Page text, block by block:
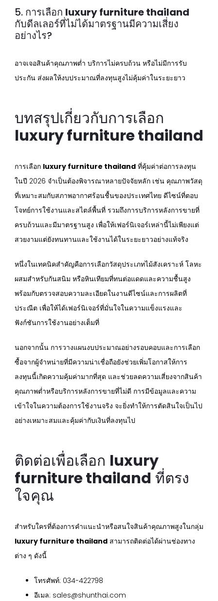
5. การเลือก luxury furniture thailand
กับดีลเลอร์ที่ไม่ได้มาตรฐานมีความเสี่ยง
อย่างไร?
อาจเจอสินค้าคุณภาพต่ำ บริการไม่ครบถ้วน หรือไม่มีการรับ
ประกัน ส่งผลให้งบประมาณที่ลงทุนสูงไม่คุ้มค่าในระยะยาว
บทสรุปเกี่ยวกับการเลือก
luxury furniture thailand
การเลือก luxury furniture thailand ที่คุ้มค่าต่อการลงทุน
ในปี 2026 จำเป็นต้องพิจารณาหลายปัจจัยหลัก เช่น คุณภาพวัสดุ
ที่เหมาะสมกับสภาพอากาศร้อนชื้นของประเทศไทย ดีไซน์ที่ตอบ
โจทย์การใช้งานและสไตล์พื้นที่ รวมถึงการบริการหลังการขายที่
ครบถ้วนและมีมาตรฐานสูง เพื่อให้เฟอร์นิเจอร์เหล่านี้ไม่เพียงแต่
สวยงามแต่ยังทนทานและใช้งานได้ในระยะยาวอย่างแท้จริง
หนึ่งในเทคนิคสำคัญคือการเลือกวัสดุประเภทไม้สังเคราะห์ โลหะ
ผสมสำหรับกันสนิม หรือหินเทียมที่ทนต่อแดดและความชื้นสูง
พร้อมกับตรวจสอบความละเอียดในงานดีไซน์และการผลิตที่
ประณีต เพื่อให้ได้เฟอร์นิเจอร์ที่มั่นใจในความแข็งแรงและ
ฟังก์ชันการใช้งานอย่างเต็มที่
นอกจากนั้น การวางแผนงบประมาณอย่างรอบคอบและการเลือก
ซื้อจากผู้จำหน่ายที่มีความน่าเชื่อถือยังช่วยเพิ่มโอกาสให้การ
ลงทุนนี้เกิดความคุ้มค่ามากที่สุด และช่วยลดความเสี่ยงจากสินค้า
คุณภาพต่ำหรือบริการหลังการขายที่ไม่ดี การมีข้อมูลและความ
เข้าใจในความต้องการใช้งานจริง จะยิ่งทำให้การตัดสินใจเป็นไป
อย่างเหมาะสมและคุ้มค่ากับเงินที่ลงทุนไป
ติดต่อเพื่อเลือก luxury
furniture thailand ที่ตรง
ใจคุณ
สำหรับใครที่ต้องการคำแนะนำหรือสนใจสินค้าคุณภาพสูงในกลุ่ม
luxury furniture thailand สามารถติดต่อได้ผ่านช่องทาง
ต่าง ๆ ดังนี้
โทรศัพท์: 034-422798
อีเมล: sales@shunthai.com